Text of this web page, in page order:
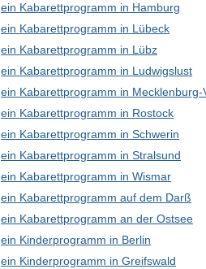
ein Kabarettprogramm in Hamburg
ein Kabarettprogramm in Lübeck
ein Kabarettprogramm in Lübz
ein Kabarettprogramm in Ludwigslust
ein Kabarettprogramm in
ein Kabarettprogramm in Rostock
ein Kabarettprogramm in Schwerin
ein Kabarettprogramm in Stralsund
ein Kabarettprogramm in Wismar
ein Kabarettprogramm auf dem Darß
ein Kabarettprogramm an der Ostsee
ein Kinderprogramm in Berlin
ein Kinderprogramm in Greifswald